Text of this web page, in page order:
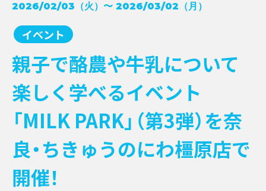
NEWS →
新商品 →
EVENT
その他情報提供 →
2026/02/03（火）〜 2026/03/02（月）
イベント
親子で酪農や牛乳について
楽しく学べるイベント
「MILK PARK」（第3弾）を奈
良・ちきゅうのにわ橿原店で
開催！